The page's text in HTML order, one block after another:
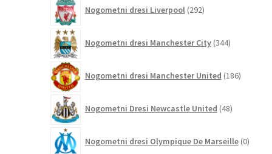
Nogometni dresi Liverpool 292izdelkov
Nogometni dresi Manchester City 344izdelkov
Nogometni dresi Manchester United 186izdelkov
Nogometni Dresi Newcastle United 48izdelkov
Nogometni dresi Olympique De Marseille 0